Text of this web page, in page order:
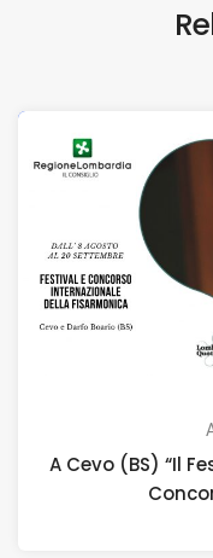
A Cevo (BS) “Il